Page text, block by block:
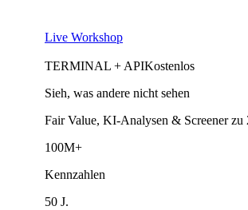
Live Workshop
TERMINAL + APIKostenlos
Sieh, was andere nicht sehen
Fair Value, KI-Analysen & Screener
100M+
Kennzahlen
50 J.